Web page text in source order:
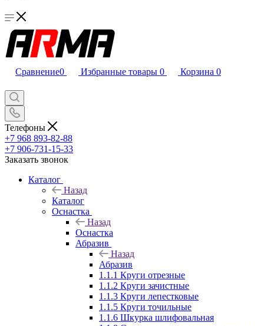
Сравнение0 Избранные товары 0 Корзина 0
Телефоны
+7 968 893-82-88
+7 906-731-15-33
Заказать звонок
Каталог
Назад
Каталог
Оснастка
Назад
Оснастка
Абразив
Назад
Абразив
1.1.1 Круги отрезные
1.1.2 Круги зачистные
1.1.3 Круги лепестковые
1.1.5 Круги точильные
1.1.6 Шкурка шлифовальная